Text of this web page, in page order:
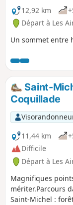
12,92 km
Départ à Les
Un sommet entre
Saint-
Coquillade
11,44 km
Difficile
Départ à Les
Magnifiques
mériter.Parcours
Saint-Michel :